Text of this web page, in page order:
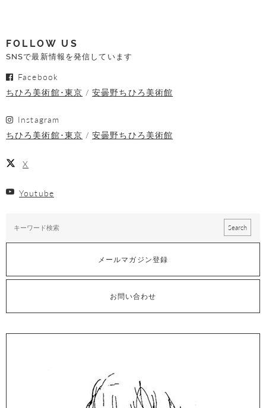
FOLLOW US
SNSで最新情報を発信しています
Facebook
ちひろ美術館･東京
安曇野ちひろ美術館
Instagram
ちひろ美術館･東京
安曇野ちひろ美術館
X
Youtube
メールマガジン登録
お問い合わせ